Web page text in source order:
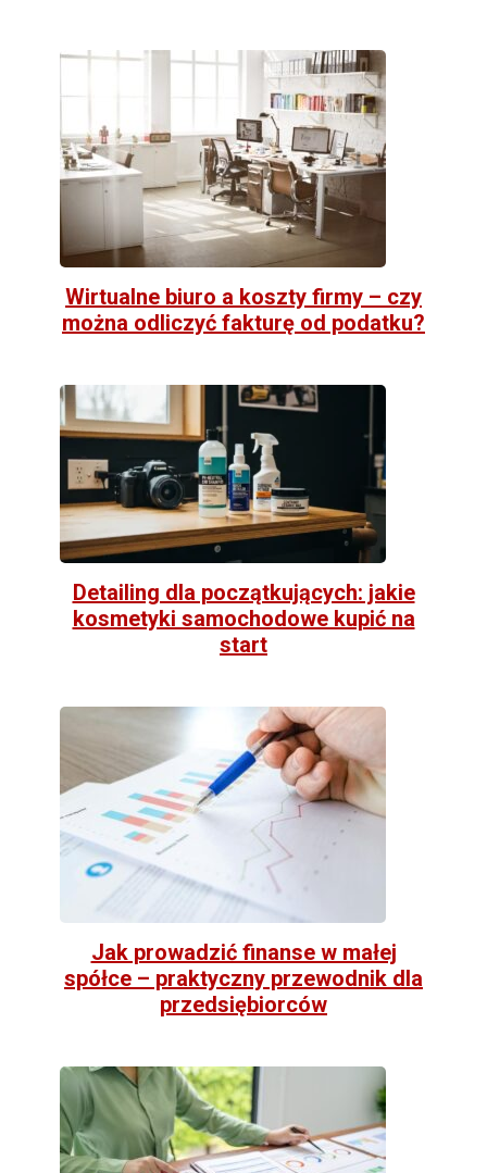
Wirtualne biuro a koszty firmy – czy
można odliczyć fakturę od podatku?
Detailing dla początkujących: jakie
kosmetyki samochodowe kupić na
start
Jak prowadzić finanse w małej
spółce – praktyczny przewodnik dla
przedsiębiorców